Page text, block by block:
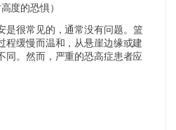
度的恐惧）
是很常见的，通常没有问题。篮
程缓慢而温和，从悬崖边缘或建
同。然而，严重的恐高症患者应